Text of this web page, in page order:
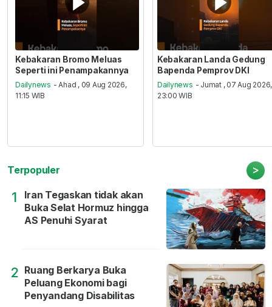
Kebakaran Bromo Meluas
Seperti ini Penampakannya
Dailynews - Ahad , 09 Aug 2026,
11:15 WIB
Kebakaran Landa Gedung
Bapenda Pemprov DKI
Dailynews - Jumat , 07 Aug 2026,
23:00 WIB
Terpopuler >
1
Iran Tegaskan tidak akan
Buka Selat Hormuz hingga
AS Penuhi Syarat
2 Ruang Berkarya Buka
Peluang Ekonomi bagi
Penyandang Disabilitas